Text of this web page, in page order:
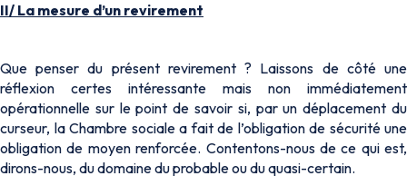
II/ La mesure d’un revirement
Que penser du présent revirement ? Laissons de côté une
réflexion certes intéressante mais non immédiatement
opérationnelle sur le point de savoir si, par un déplacement du
curseur, la Chambre sociale a fait de l’obligation de sécurité une
obligation de moyen renforcée. Contentons-nous de ce qui est,
dirons-nous, du domaine du probable ou du quasi-certain.